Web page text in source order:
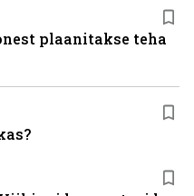
plaanitakse teha